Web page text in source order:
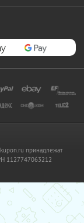
принадлежат
1127747063212